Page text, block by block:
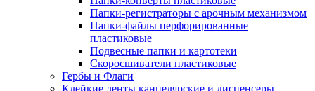
Папки-регистраторы с арочным механизмом
Папки-файлы перфорированные
пластиковые
Подвесные папки и картотеки
Скоросшиватели пластиковые
Гербы и Флаги
Клейкие ленты канцелярские и диспенсеры